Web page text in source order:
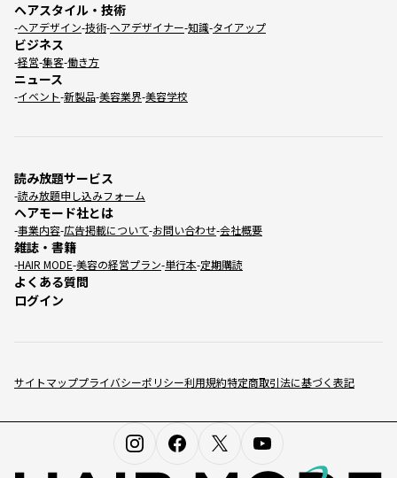
サイトマッププライバシーポリシー利用規約特定商取引法に基づく表記
ヘアスタイル・技術
ヘアデザイン 技術 ヘアデザイナー 知識 タイアップ
ビジネス
経営 集客 働き方
ニュース
イベント 新製品 美容業界 美容学校
読み放題サービス
読み放題申し込みフォーム
ヘアモード社とは
事業内容 広告掲載について お問い合わせ 会社概要
雑誌・書籍
HAIR MODE 美容の経営プラン 単行本 定期購読
よくある質問
ログイン